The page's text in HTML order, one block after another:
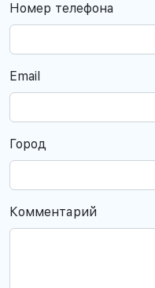
Номер телефона
Email
Город
Комментарий